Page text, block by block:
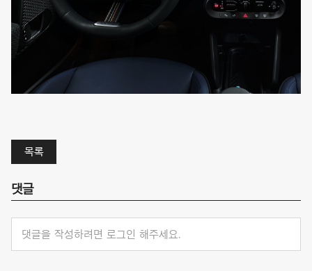
목록
댓글
댓글을 작성하려면 로그인 해주세요.